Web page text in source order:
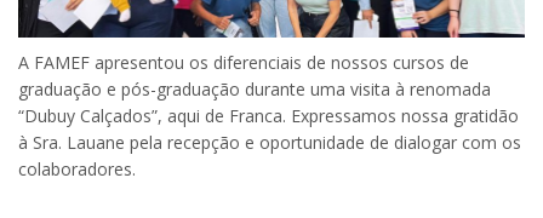
A FAMEF apresentou os diferenciais de nossos cursos de
graduação e pós-graduação durante uma visita à renomada
“Dubuy Calçados”, aqui de Franca. Expressamos nossa gratidão
à Sra. Lauane pela recepção e oportunidade de dialogar com os
colaboradores.